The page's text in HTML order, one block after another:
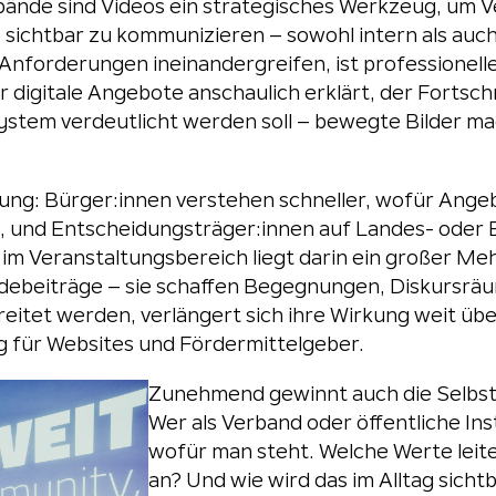
sind Videos ein strategisches Werkzeug, um
zu kommunizieren – sowohl intern als
ineinandergreifen, ist
digitale Angebote anschaulich erklärt, der
verdeutlicht werden soll – bewegte Bilder
Bürger:innen verstehen schneller, wofür
Entscheidungsträger:innen auf Landes-
Veranstaltungsbereich liegt darin ein großer
– sie schaffen Begegnungen,
werden, verlängert sich ihre Wirkung weit
für Websites und Fördermittelgeber.
Zunehmend gewinnt auch die
Wer als Verband oder öffentliche
wofür man steht. Welche Werte
an? Und wie wird das im Alltag